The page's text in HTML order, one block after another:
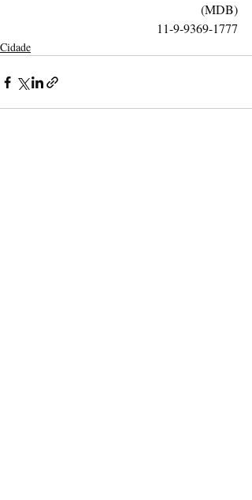
(MDB)
11-9-9369-1777
Cidade